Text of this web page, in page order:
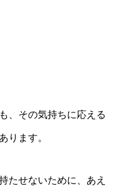
、その気持ちに応える
ります。
たせないために、あえ